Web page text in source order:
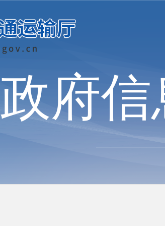
政府